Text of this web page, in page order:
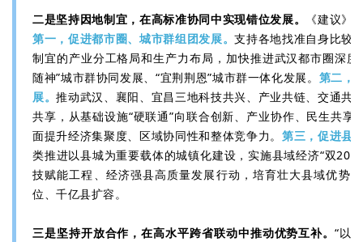
二是坚持因地制宜，在高标准协同中实现错位发展。
《建议》
第一，促进都市圈、城市群组团发展。支持各地找准自身比较
制宜的产业分工格局和生产力布局，加快推进武汉都市圈深度
随神”城市群协同发展、“宜荆荆恩”城市群一体化发展。 第二，
展。推动武汉、襄阳、宜昌三地科技共兴、产业共链、交通共
共享，从基础设施“硬联通”向联合创新、产业协作、民生共享
面提升经济集聚度、区域协同性和整体竞争力。第三，促进县
类推进以县城为重要载体的城镇化建设，实施县域经济“双20”
技赋能工程、经济强县高质量发展行动，培育壮大县域优势
位、千亿县扩容。
三是坚持开放合作，在高水平跨省联动中推动优势互补。“以